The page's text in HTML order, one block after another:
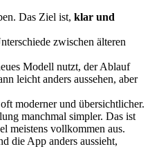
Das Ziel ist, klar und
zwischen älteren
Modell nutzt, der Ablauf
leicht anders aussehen, aber
moderner und übersichtlicher.
manchmal simpler. Das ist
meistens vollkommen aus.
die App anders aussieht,